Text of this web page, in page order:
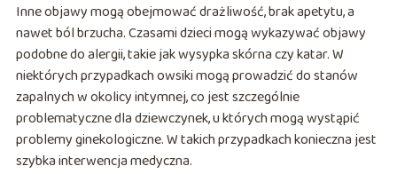
Inne objawy mogą obejmować drażliwość, brak apetytu, a
nawet ból brzucha. Czasami dzieci mogą wykazywać objawy
podobne do alergii, takie jak wysypka skórna czy katar. W
niektórych przypadkach owsiki mogą prowadzić do stanów
zapalnych w okolicy intymnej, co jest szczególnie
problematyczne dla dziewczynek, u których mogą wystąpić
problemy ginekologiczne. W takich przypadkach konieczna jest
szybka interwencja medyczna.